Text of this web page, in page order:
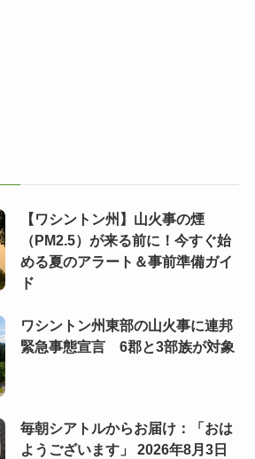
【ワシントン州】山火事の煙
（PM2.5）が来る前に！今すぐ始
める夏のアラート＆事前準備ガイ
ド
ワシントン州東部の山火事に連邦
緊急事態宣言 6郡と3部族が対象
毎朝シアトルからお届け：「おは
ようございます」 2026年8月3日